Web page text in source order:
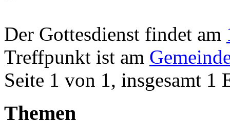
Der Gottesdienst findet am
Treffpunkt ist am
Seite 1 von 1, insgesamt 1
Themen